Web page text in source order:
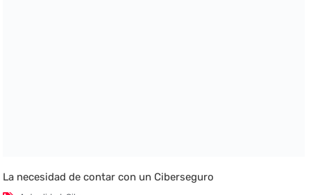
La necesidad de contar con un Ciberseguro